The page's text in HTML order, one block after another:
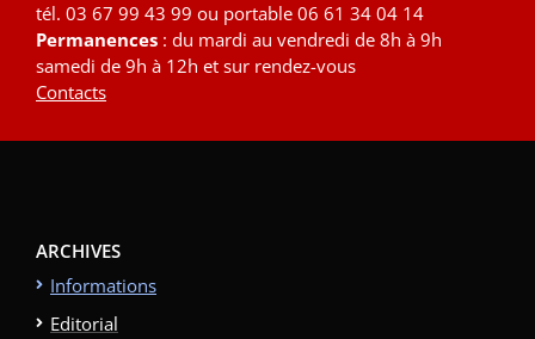
tél. 03 67 99 43 99 ou portable 06 61 34 04 14
Permanences : du mardi au vendredi de 8h à 9h
samedi de 9h à 12h et sur rendez-vous
Contacts
ARCHIVES
Informations
Editorial